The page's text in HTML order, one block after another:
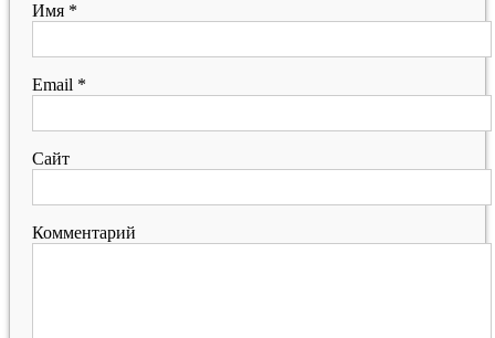
Имя *
Email *
Сайт
Комментарий